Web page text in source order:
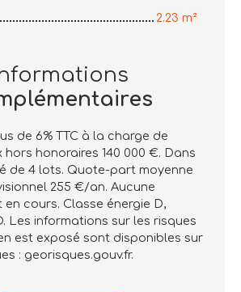
2.23 m²
de 6% TTC à la charge de
hors honoraires 140 000 €. Dans
de 4 lots. Quote-part moyenne
255 €/an. Aucune
en cours. Classe énergie D,
Les informations sur les risques
est exposé sont disponibles sur
: georisques.gouv.fr.